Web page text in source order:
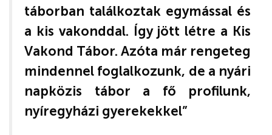
táborban találkoztak egymással és
a kis vakonddal. Így jött létre a Kis
Vakond Tábor. Azóta már rengeteg
mindennel foglalkozunk, de a nyári
napközis tábor a fő profilunk,
nyíregyházi gyerekekkel”